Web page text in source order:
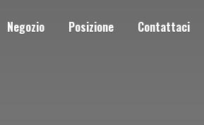
Negozio Posizione Contattaci